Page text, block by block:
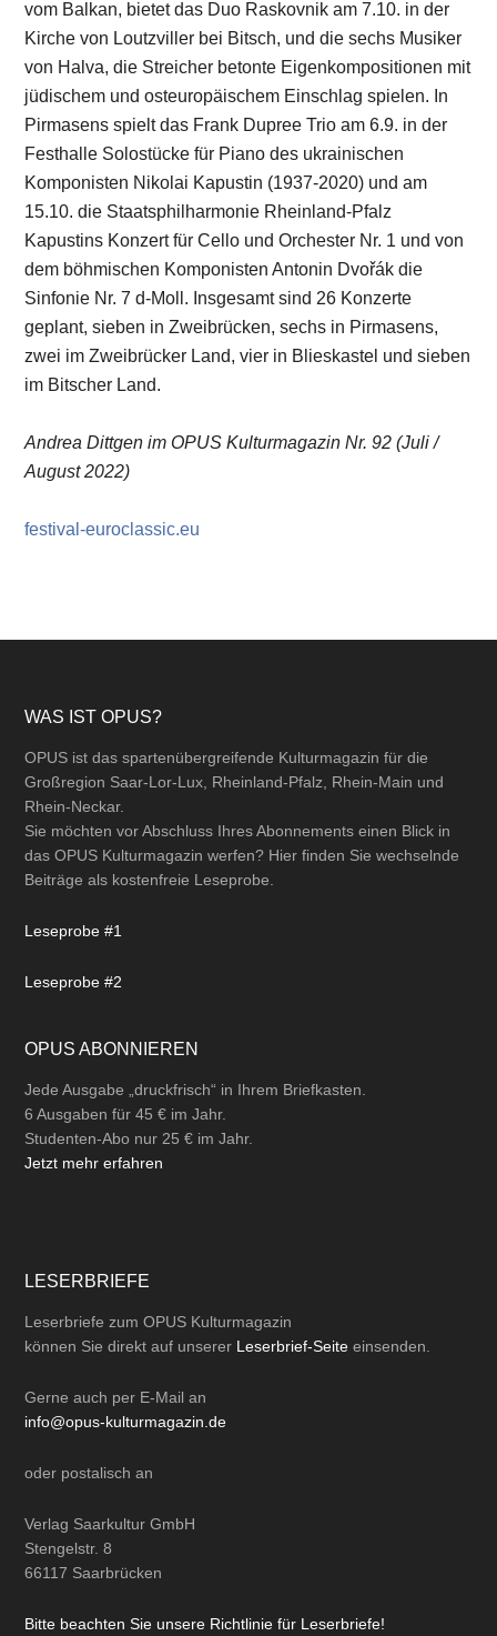
vom Balkan, bietet das Duo Raskovnik am 7.10. in der
Kirche von Loutzviller bei Bitsch, und die sechs Musiker
von Halva, die Streicher betonte Eigenkompositionen mit
jüdischem und osteuropäischem Einschlag spielen. In
Pirmasens spielt das Frank Dupree Trio am 6.9. in der
Festhalle Solostücke für Piano des ukrainischen
Komponisten Nikolai Kapustin (1937-2020) und am
15.10. die Staatsphilharmonie Rheinland-Pfalz
Kapustins Konzert für Cello und Orchester Nr. 1 und von
dem böhmischen Komponisten Antonin Dvořák die
Sinfonie Nr. 7 d-Moll. Insgesamt sind 26 Konzerte
geplant, sieben in Zweibrücken, sechs in Pirmasens,
zwei im Zweibrücker Land, vier in Blieskastel und sieben
im Bitscher Land.
Andrea Dittgen im OPUS Kulturmagazin Nr. 92 (Juli /
August 2022)
festival-euroclassic.eu
Footer
WAS IST OPUS?
OPUS ist das spartenübergreifende Kulturmagazin für die
Großregion Saar-Lor-Lux, Rheinland-Pfalz, Rhein-Main und
Rhein-Neckar.
Sie möchten vor Abschluss Ihres Abonnements einen Blick in
das OPUS Kulturmagazin werfen? Hier finden Sie wechselnde
Beiträge als kostenfreie Leseprobe.
Leseprobe #1
Leseprobe #2
OPUS ABONNIEREN
Jede Ausgabe „druckfrisch“ in Ihrem Briefkasten.
6 Ausgaben für 45 € im Jahr.
Studenten-Abo nur 25 € im Jahr.
Jetzt mehr erfahren
LESERBRIEFE
Leserbriefe zum OPUS Kulturmagazin
können Sie direkt auf unserer Leserbrief-Seite einsenden.
Gerne auch per E-Mail an
info@opus-kulturmagazin.de
oder postalisch an
Verlag Saarkultur GmbH
Stengelstr. 8
66117 Saarbrücken
Bitte beachten Sie unsere Richtlinie für Leserbriefe!